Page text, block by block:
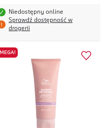
Niedostępny online
Sprawdź dostępność w
drogerii
MEGA!